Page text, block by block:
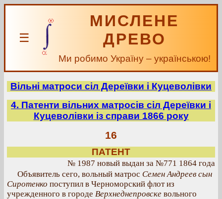
☰
МИСЛЕНЕ
ДРЕВО
Ми робимо Україну – українською!
Вільні матроси сіл Дереївки і Куцеволівки
4. Патенти вільних матросів сіл Дереївки і
Куцеволівки із справи 1866 року
16
ПАТЕНТ
№ 1987 новый выдан за №771 1864 года
Объявитель сего, вольный матрос Семен Андреев сын
Сиротенко поступил в Черноморский флот из
учрежденного в городе Верхнеднепровске вольного